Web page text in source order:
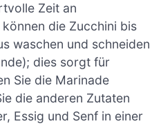
Zeit an
die Zucchini bis
waschen und schneiden
dies sorgt für
Sie die Marinade
die anderen Zutaten
Essig und Senf in einer